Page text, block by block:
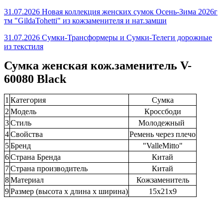
31.07.2026 Новая коллекция женских сумок Осень-Зима 2026г
тм "GildaTohetti" из кожзаменителя и нат.замши
31.07.2026 Сумки-Трансформеры и Сумки-Телеги дорожные
из текстиля
Сумка женская кож.заменитель V-
60080 Black
1 Категория
Сумка
2 Модель
Кроссбоди
3Стиль
Молодежный
4Свойства
Ремень через плечо
5Бренд
"ValleMitto"
6Страна Бренда
Китай
7Страна производитель
Китай
8Материал
Кожзаменитель
9Размер (высота х длина х ширина)
15х21х9